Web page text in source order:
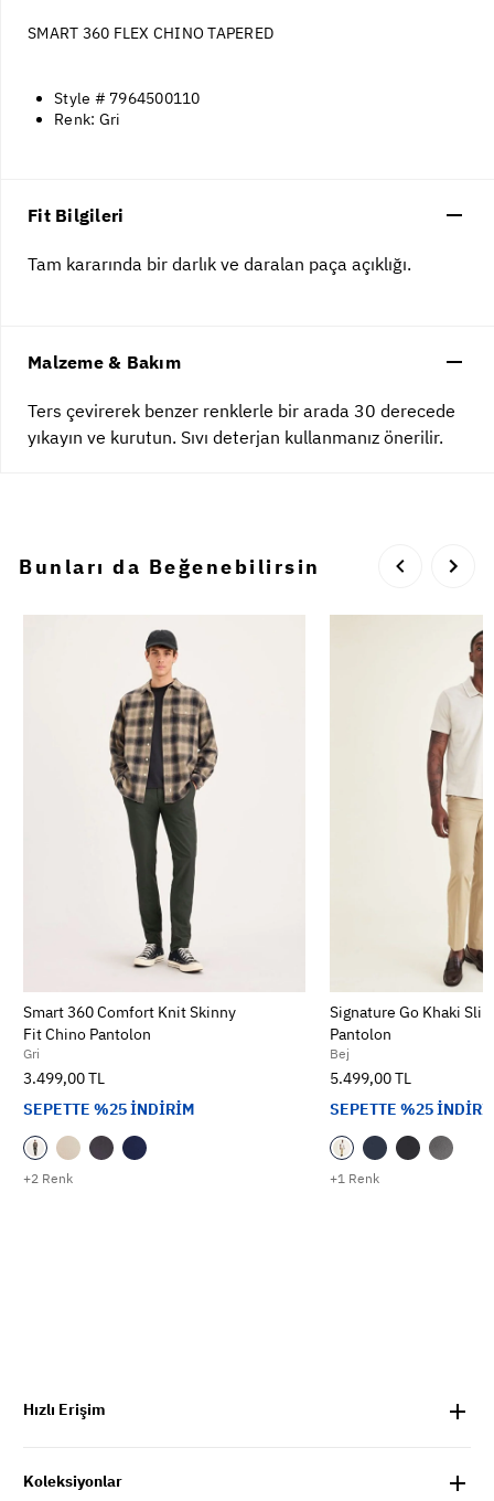
SMART 360 FLEX CHINO TAPERED
Style # 7964500110
Renk: Gri
Fit Bilgileri
Tam kararında bir darlık ve daralan paça açıklığı.
Malzeme & Bakım
Ters çevirerek benzer renklerle bir arada 30 derecede
yıkayın ve kurutun. Sıvı deterjan kullanmanız önerilir.
Bunları da Beğenebilirsin
+2 Renk
Smart 360 Comfort Knit Skinny
Fit Chino Pantolon
Gri
3.499,00 TL
SEPETTE %25 İNDİRİM
+1 Renk
Signature Go Khaki
Pantolon
Bej
5.499,00 TL
SEPETTE %25
Hızlı Erişim
Koleksiyonlar